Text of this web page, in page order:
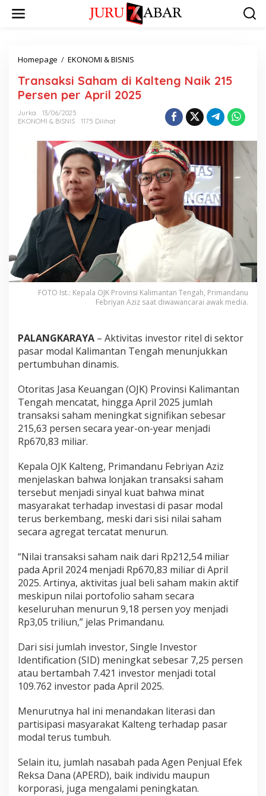
Homepage / EKONOMI & BISNIS
Transaksi Saham di Kalteng Naik 215
Persen per April 2025
Jurka
13/06/2025
EKONOMI & BISNIS
1175 Dilihat
FOTO Ist.: Kepala OJK Provinsi Kalimantan Tengah, Primandanu
Febriyan Aziz saat diwawancarai awak media.
PALANGKARAYA – Aktivitas investor ritel di sektor
pasar modal Kalimantan Tengah menunjukkan
pertumbuhan dinamis.
Otoritas Jasa Keuangan (OJK) Provinsi Kalimantan
Tengah mencatat, hingga April 2025 jumlah
transaksi saham meningkat signifikan sebesar
215,63 persen secara year-on-year menjadi
Rp670,83 miliar.
Kepala OJK Kalteng, Primandanu Febriyan Aziz
menjelaskan bahwa lonjakan transaksi saham
tersebut menjadi sinyal kuat bahwa minat
masyarakat terhadap investasi di pasar modal
terus berkembang, meski dari sisi nilai saham
secara agregat tercatat menurun.
“Nilai transaksi saham naik dari Rp212,54 miliar
pada April 2024 menjadi Rp670,83 miliar di April
2025. Artinya, aktivitas jual beli saham makin aktif
meskipun nilai portofolio saham secara
keseluruhan menurun 9,18 persen yoy menjadi
Rp3,05 triliun,” jelas Primandanu.
Dari sisi jumlah investor, Single Investor
Identification (SID) meningkat sebesar 7,25 persen
atau bertambah 7.421 investor menjadi total
109.762 investor pada April 2025.
Menurutnya hal ini menandakan literasi dan
partisipasi masyarakat Kalteng terhadap pasar
modal terus tumbuh.
Selain itu, jumlah nasabah pada Agen Penjual Efek
Reksa Dana (APERD), baik individu maupun
korporasi, juga mengalami peningkatan.